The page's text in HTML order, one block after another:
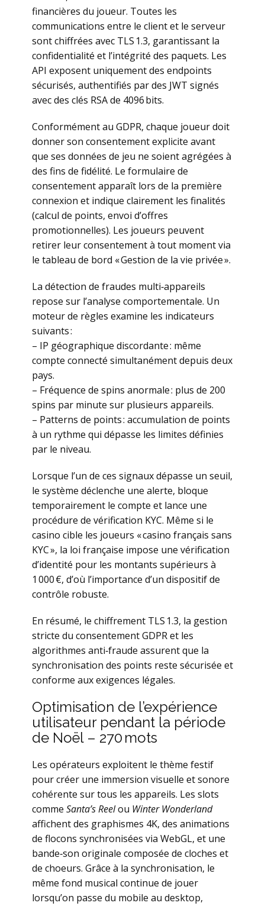
financières du joueur. Toutes les
communications entre le client et le serveur
sont chiffrées avec TLS 1.3, garantissant la
confidentialité et l’intégrité des paquets. Les
API exposent uniquement des endpoints
sécurisés, authentifiés par des JWT signés
avec des clés RSA de 4096 bits.
Conformément au GDPR, chaque joueur doit
donner son consentement explicite avant
que ses données de jeu ne soient agrégées à
des fins de fidélité. Le formulaire de
consentement apparaît lors de la première
connexion et indique clairement les finalités
(calcul de points, envoi d’offres
promotionnelles). Les joueurs peuvent
retirer leur consentement à tout moment via
le tableau de bord « Gestion de la vie privée ».
La détection de fraudes multi‑appareils
repose sur l’analyse comportementale. Un
moteur de règles examine les indicateurs
suivants :
– IP géographique discordante : même
compte connecté simultanément depuis deux
pays.
– Fréquence de spins anormale : plus de 200
spins par minute sur plusieurs appareils.
– Patterns de points : accumulation de points
à un rythme qui dépasse les limites définies
par le niveau.
Lorsque l’un de ces signaux dépasse un seuil,
le système déclenche une alerte, bloque
temporairement le compte et lance une
procédure de vérification KYC. Même si le
casino cible les joueurs « casino français sans
KYC », la loi française impose une vérification
d’identité pour les montants supérieurs à
1 000 €, d’où l’importance d’un dispositif de
contrôle robuste.
En résumé, le chiffrement TLS 1.3, la gestion
stricte du consentement GDPR et les
algorithmes anti‑fraude assurent que la
synchronisation des points reste sécurisée et
conforme aux exigences légales.
Optimisation de l’expérience
utilisateur pendant la période
de Noël – 270 mots
Les opérateurs exploitent le thème festif
pour créer une immersion visuelle et sonore
cohérente sur tous les appareils. Les slots
comme Santa’s Reelou Winter Wonderland
affichent des graphismes 4K, des animations
de flocons synchronisées via WebGL, et une
bande‑son originale composée de cloches et
de choeurs. Grâce à la synchronisation, le
même fond musical continue de jouer
lorsqu’on passe du mobile au desktop,